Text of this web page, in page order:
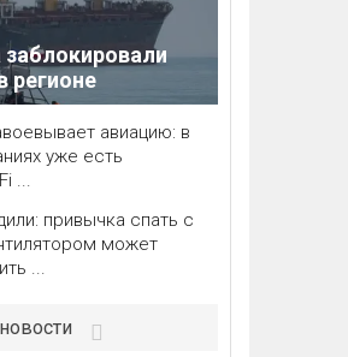
регионе
авиацию: в
уже есть
...
привычка спать с
может
...